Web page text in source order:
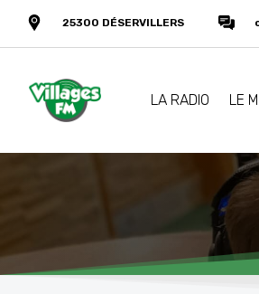
25300 DÉSERVILLERS
LA RADIO LE